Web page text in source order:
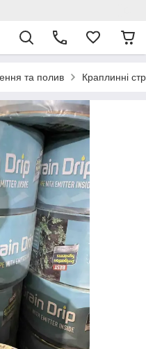
та полив Краплинні